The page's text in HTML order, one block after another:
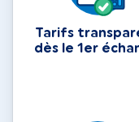
Tarifs
dès le 1er